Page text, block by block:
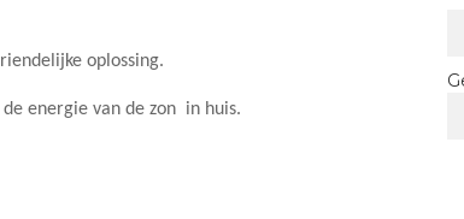
oplossing.
energie van de zon in huis.